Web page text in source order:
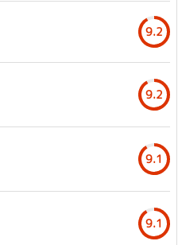
9.2
9.2
9.1
9.1